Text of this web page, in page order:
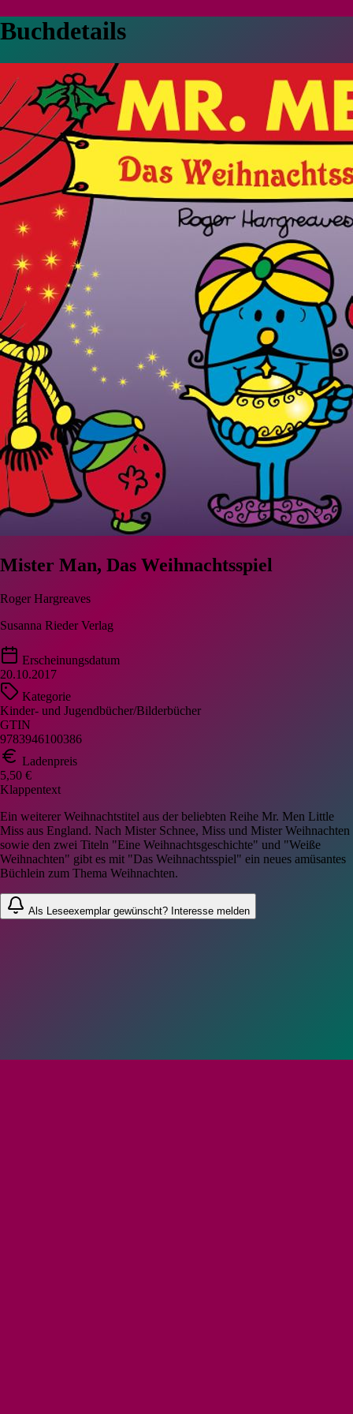
Buchdetails
Mister Man, Das Weihnachtsspiel
Roger Hargreaves
Susanna Rieder Verlag
Erscheinungsdatum
20.10.2017
Kategorie
Kinder- und Jugendbücher/Bilderbücher
GTIN
9783946100386
Ladenpreis
5,50 €
Klappentext
Ein weiterer Weihnachtstitel aus der beliebten Reihe Mr. Men Little
Miss aus England. Nach Mister Schnee, Miss und Mister Weihnachten
sowie den zwei Titeln "Eine Weihnachtsgeschichte" und "Weiße
Weihnachten" gibt es mit "Das Weihnachtsspiel" ein neues amüsantes
Büchlein zum Thema Weihnachten.
Als Leseexemplar gewünscht? Interesse melden